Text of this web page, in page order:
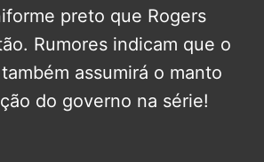
preto que Rogers
Rumores indicam que o
assumirá o manto
do governo na série!